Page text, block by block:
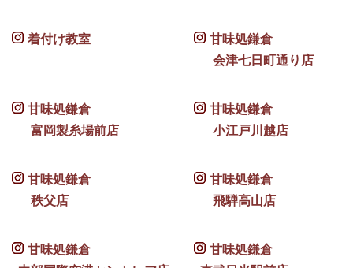
着付け教室
甘味処鎌倉
会津七日町通り店
甘味処鎌倉
富岡製糸場前店
甘味処鎌倉
小江戸川越店
甘味処鎌倉
秩父店
甘味処鎌倉
飛騨高山店
甘味処鎌倉
甘味処鎌倉